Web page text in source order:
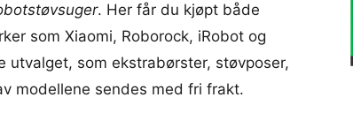
. Her får du kjøpt både
som Xiaomi, Roborock, iRobot og
som ekstrabørster, støvposer,
modellene sendes med fri frakt.